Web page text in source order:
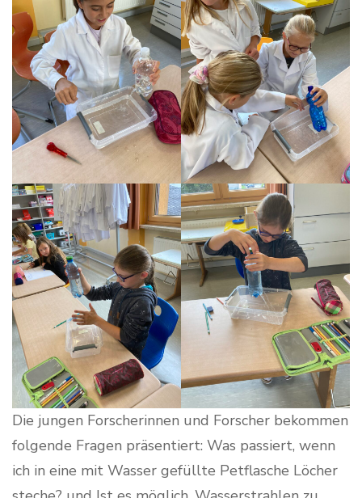
Die jungen Forscherinnen und Forscher bekommen
folgende Fragen präsentiert: Was passiert, wenn
ich in eine mit Wasser gefüllte Petflasche Löcher